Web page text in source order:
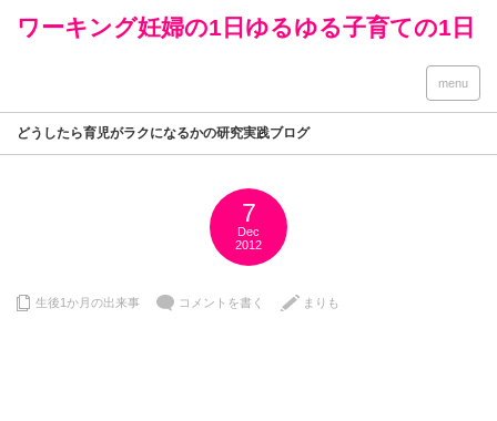
ワーキング妊婦の1日ゆるゆる子育ての1日
menu
どうしたら育児がラクになるかの研究実践ブログ
7
Dec
2012
生後1か月の出来事 コメントを書く まりも